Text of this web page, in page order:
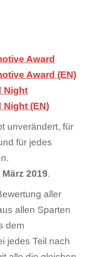
Award
Award (EN)
Night
Night (EN)
unverändert, für
für jedes
März 2019.
aller
allen Sparten
dem
jedes Teil nach